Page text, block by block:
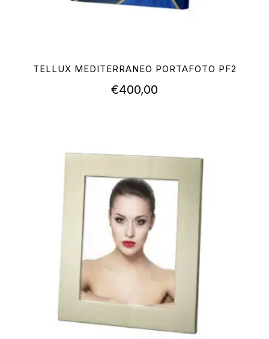
TELLUX MEDITERRANEO PORTAFOTO PF2
€400,00